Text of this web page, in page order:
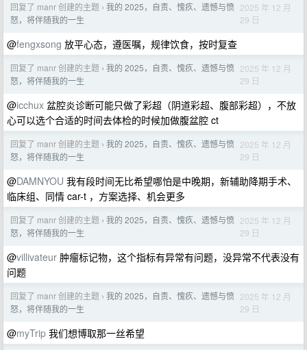
回复了 manr 创建的主题 › 我的 2025，自责、愧疚、遗憾与愤
怒，将伴随我的一生
2025 年 12 月
29 日
@fengxsong 放平心态，遵医嘱，规律饮食，按时复查
回复了 manr 创建的主题 › 我的 2025，自责、愧疚、遗憾与愤
怒，将伴随我的一生
2025 年 12 月
29 日
@icchux 盆腔炎诊断可能只做了彩超（阴道彩超、腹部彩超），不放
心可以选个合适的时间去体检的时候加做腹盆腔 ct
回复了 manr 创建的主题 › 我的 2025，自责、愧疚、遗憾与愤
怒，将伴随我的一生
2025 年 12 月
29 日
@DAMNYOU 我有段时间无比希望哪怕是中晚期，新辅助降期手术、
临床组、同情 car-t ，方案选择、机会更多
回复了 manr 创建的主题 › 我的 2025，自责、愧疚、遗憾与愤
怒，将伴随我的一生
2025 年 12 月
29 日
@villivateur 肿瘤标记物，这个指标有异常有问题，没异常不代表没有
问题
回复了 manr 创建的主题 › 我的 2025，自责、愧疚、遗憾与愤
怒，将伴随我的一生
2025 年 12 月
29 日
@myTrip 我们想博取那一丝希望